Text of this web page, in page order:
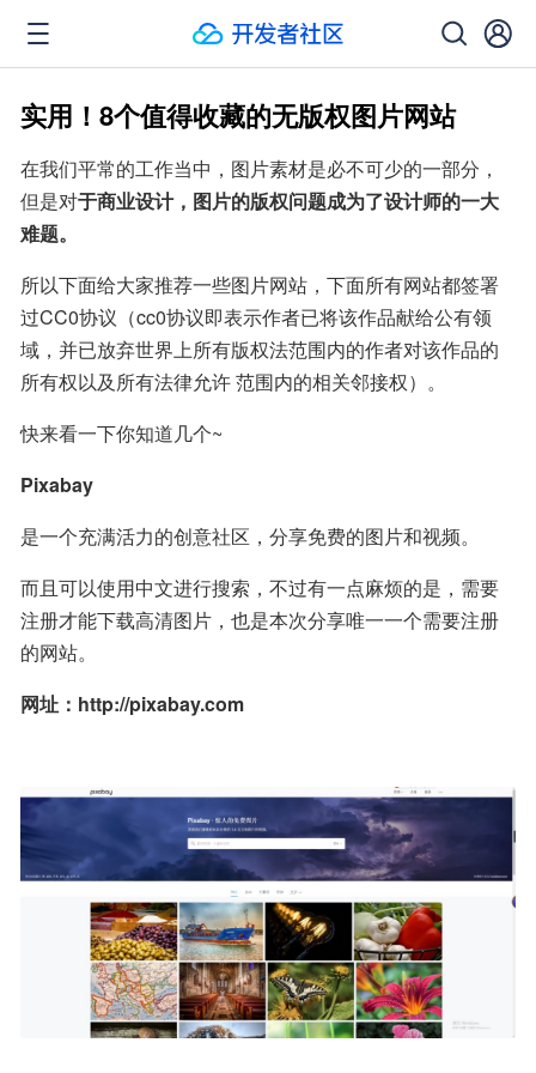
实用！8个值得收藏的无版权图片网站
在我们平常的工作当中，图片素材是必不可少的一部分，
但是对于商业设计，图片的版权问题成为了设计师的一大
难题。
所以下面给大家推荐一些图片网站，下面所有网站都签署
过CC0协议（cc0协议即表示作者已将该作品献给公有领
域，并已放弃世界上所有版权法范围内的作者对该作品的
所有权以及所有法律允许 范围内的相关邻接权）。
快来看一下你知道几个~
Pixabay
是一个充满活力的创意社区，分享免费的图片和视频。
而且可以使用中文进行搜索，不过有一点麻烦的是，需要
注册才能下载高清图片，也是本次分享唯一一个需要注册
的网站。
网址：http://pixabay.com